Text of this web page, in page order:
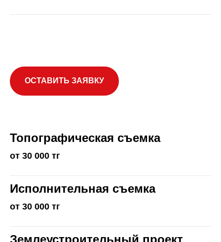
ОСТАВИТЬ ЗАЯВКУ
Топографическая съемка
от 30 000 тг
Исполнительная съемка
от 30 000 тг